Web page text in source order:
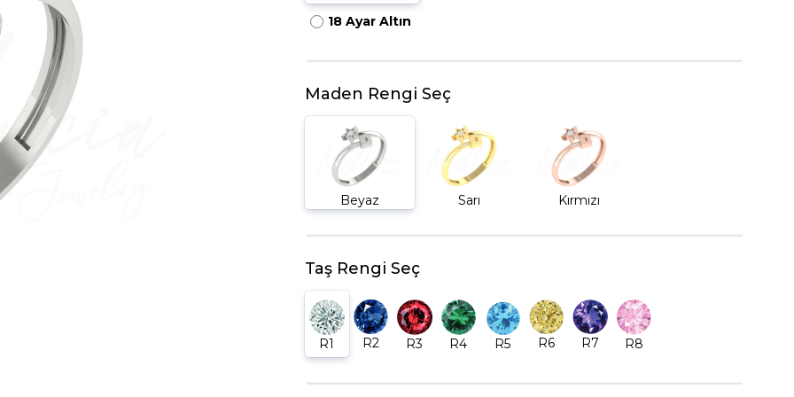
TAMTUR YÜZÜK
HARFLI KOLYE UCU
18 Ayar Altın
Maden Rengi Seç
Beyaz Sarı Kırmızı
Taş Rengi Seç
R1 R2 R3 R4 R5 R6 R7 R8